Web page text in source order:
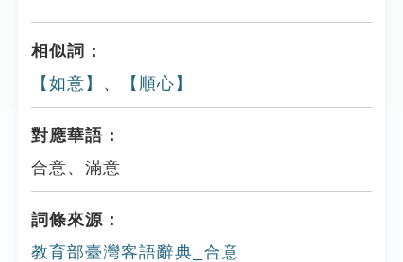
相似詞：
【如意】 、 【順心】
對應華語：
合意、滿意
詞條來源：
教育部臺灣客語辭典_合意